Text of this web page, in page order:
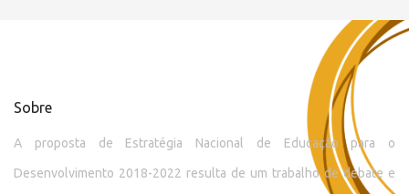
Sobre
A proposta de Estratégia Nacional de Educação para o
Desenvolvimento 2018-2022 resulta de um trabalho de debate e